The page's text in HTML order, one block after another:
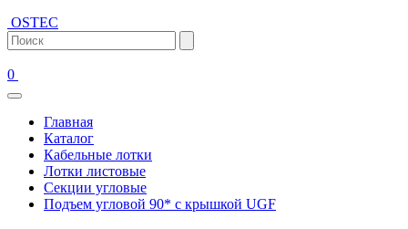
OSTEC
0
Главная
Каталог
Кабельные лотки
Лотки листовые
Секции угловые
Подъем угловой 90* с крышкой UGF